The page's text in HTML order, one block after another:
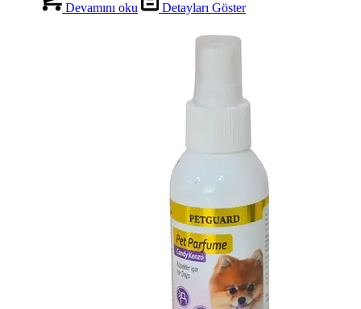
Devamını oku Detayları Göster